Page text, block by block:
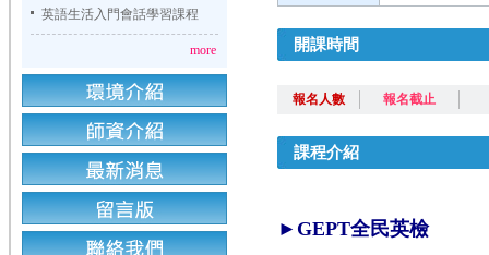
英語生活入門會話學習課程
more 開課時間
報名人數 報名截止
課程介紹
►GEPT全民英檢